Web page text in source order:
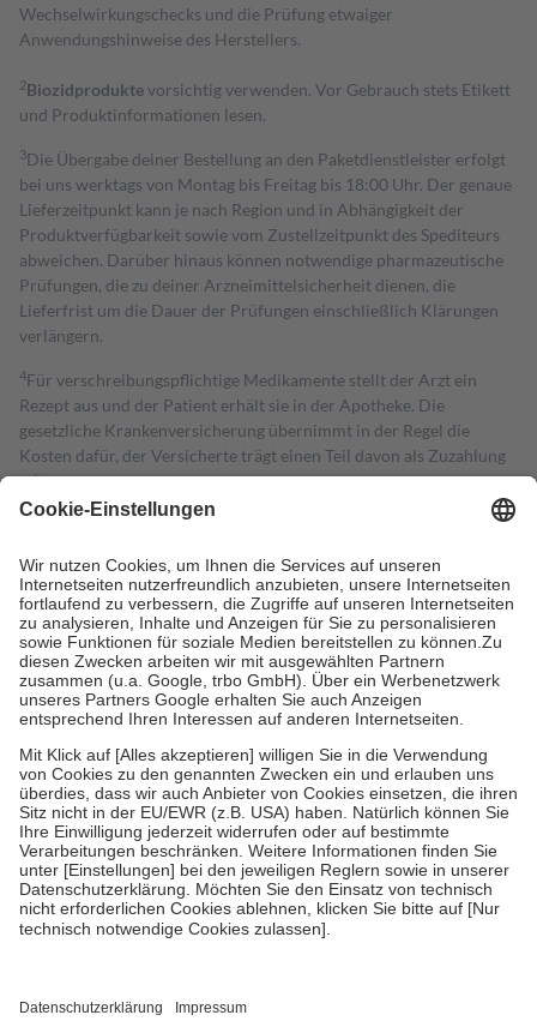
Wechselwirkungschecks und die Prüfung etwaiger
Anwendungshinweise des Herstellers.
2Biozidproduktevorsichtig verwenden. Vor Gebrauch stets Etikett
und Produktinformationen lesen.
3Die Übergabe deiner Bestellung an den Paketdienstleister erfolgt
bei uns werktags von Montag bis Freitag bis 18:00 Uhr. Der genaue
Lieferzeitpunkt kann je nach Region und in Abhängigkeit der
Produktverfügbarkeit sowie vom Zustellzeitpunkt des Spediteurs
abweichen. Darüber hinaus können notwendige pharmazeutische
Prüfungen, die zu deiner Arzneimittelsicherheit dienen, die
Lieferfrist um die Dauer der Prüfungen einschließlich Klärungen
verlängern.
4Für verschreibungspflichtige Medikamente stellt der Arzt ein
Rezept aus und der Patient erhält sie in der Apotheke. Die
gesetzliche Krankenversicherung übernimmt in der Regel die
Kosten dafür, der Versicherte trägt einen Teil davon als Zuzahlung
mit.
Grundsätzlich leisten Mitglieder Zuzahlungen in Höhe von zehn
höchstens zehn Euro.
Es sind jedoch nie mehr als die tatsächlichen
Kosten der Leistung zu entrichten.
Diese Regeln gelten grundsätzlich auch für Online-Apotheken.
Bei Heilmitteln und häuslicher Krankenpflege beträgt die
Zuzahlung zehn Prozent der Kosten sowie zehn Euro je
Verordnung.
Um das Engagement der Versicherten für ihre eigene Gesundheit zu
stärken und die besondere Stellung der Familie zu unterstützen,
fallenkeine Zuzahlungenan bei:
• Kindern und Jugendlichen bis zum vollendeten 18. Lebensjahr
mit Ausnahme der Fahrkosten
• Untersuchungen zur Vorsorge und Früherkennung, die von der
GKV getragen werden
• empfohlenen Schutzimpfungen
• Harn- und Blutteststreifen
getroffen, um sicherzustellen, dass es sich um echte Bewertungen